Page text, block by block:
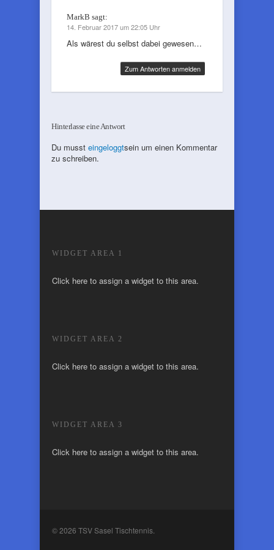
MarkB sagt:
14. Februar 2017 um 22:05 Uhr
Als wärest du selbst dabei gewesen…
Zum Antworten anmelden
Hinterlasse eine Antwort
Du musst eingeloggtsein um einen Kommentar
zu schreiben.
WIDGET AREA 1
Click here to assign a widget to this area.
WIDGET AREA 2
Click here to assign a widget to this area.
WIDGET AREA 3
Click here to assign a widget to this area.
© 2026 TSV Sasel Tischtennis.